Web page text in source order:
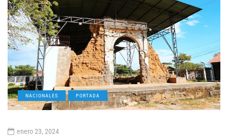
NACIONALES PORTADA
enero 23, 2024